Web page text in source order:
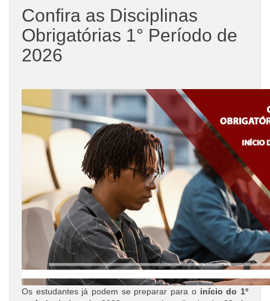
Confira as Disciplinas
Obrigatórias 1° Período de
2026
Os estudantes já podem se preparar para o início do 1º